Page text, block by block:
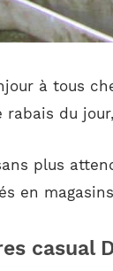
à tous
rabais du
plus
en
casual